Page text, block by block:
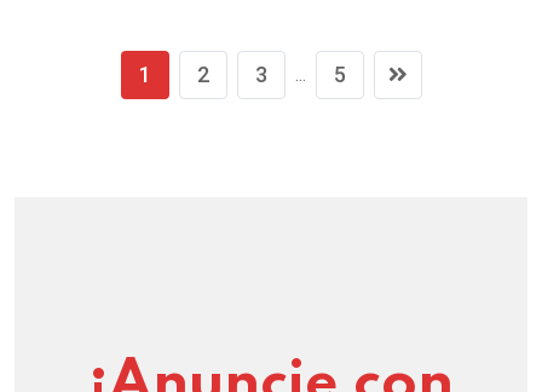
1 2 3 ... 5